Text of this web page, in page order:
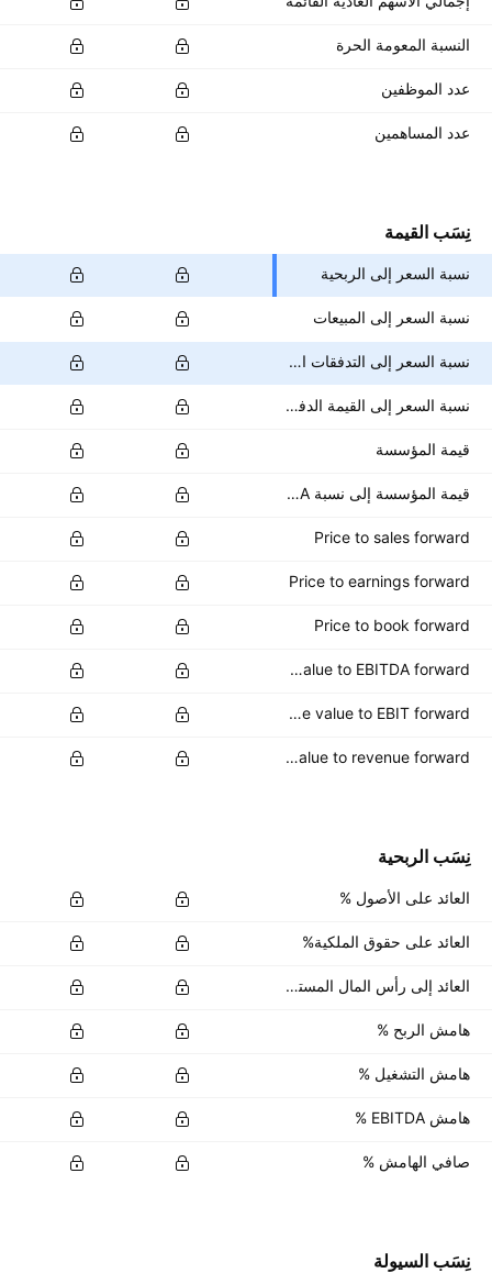
النسبة المعومة الحرة
عدد الموظفين
عدد المساهمين
نِسَب القيمة
نسبة السعر إلى الربحية
نسبة السعر إلى المبيعات
نسبة السعر إلى التدفقات النقدية
نسبة السعر إلى القيمة الدفترية
قيمة المؤسسة
قيمة المؤسسة إلى نسبة EBITDA
Price to sales forward
Price to earnings forward
Price to book forward
Enterprise value to EBITDA forward
Enterprise value to EBIT forward
Enterprise value to revenue forward
نِسَب الربحية
العائد على الأصول %
العائد على حقوق الملكية%
العائد إلى رأس المال المستثمر %
هامش الربح %
هامش التشغيل %
هامش EBITDA %
صافي الهامش %
نِسَب السيولة